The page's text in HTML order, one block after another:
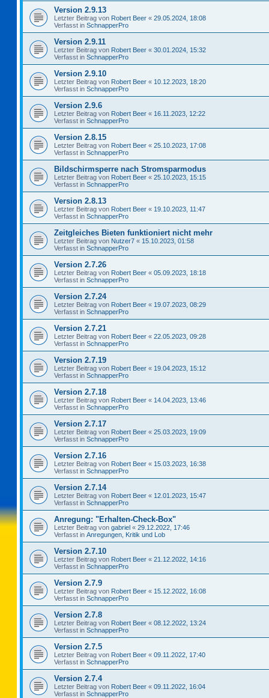
Version 2.9.13
Letzter Beitrag von Robert Beer « 29.05.2024, 18:08
Verfasst in SchnapperPro
Version 2.9.11
Letzter Beitrag von Robert Beer « 30.01.2024, 15:32
Verfasst in SchnapperPro
Version 2.9.10
Letzter Beitrag von Robert Beer « 10.12.2023, 18:20
Verfasst in SchnapperPro
Version 2.9.6
Letzter Beitrag von Robert Beer « 16.11.2023, 12:22
Verfasst in SchnapperPro
Version 2.8.15
Letzter Beitrag von Robert Beer « 25.10.2023, 17:08
Verfasst in SchnapperPro
Bildschirmsperre nach Stromsparmodus
Letzter Beitrag von Robert Beer « 25.10.2023, 15:15
Verfasst in SchnapperPro
Version 2.8.13
Letzter Beitrag von Robert Beer « 19.10.2023, 11:47
Verfasst in SchnapperPro
Zeitgleiches Bieten funktioniert nicht mehr
Letzter Beitrag von Nutzer7 « 15.10.2023, 01:58
Verfasst in SchnapperPro
Version 2.7.26
Letzter Beitrag von Robert Beer « 05.09.2023, 18:18
Verfasst in SchnapperPro
Version 2.7.24
Letzter Beitrag von Robert Beer « 19.07.2023, 08:29
Verfasst in SchnapperPro
Version 2.7.21
Letzter Beitrag von Robert Beer « 22.05.2023, 09:28
Verfasst in SchnapperPro
Version 2.7.19
Letzter Beitrag von Robert Beer « 19.04.2023, 15:12
Verfasst in SchnapperPro
Version 2.7.18
Letzter Beitrag von Robert Beer « 14.04.2023, 13:46
Verfasst in SchnapperPro
Version 2.7.17
Letzter Beitrag von Robert Beer « 25.03.2023, 19:09
Verfasst in SchnapperPro
Version 2.7.16
Letzter Beitrag von Robert Beer « 15.03.2023, 16:38
Verfasst in SchnapperPro
Version 2.7.14
Letzter Beitrag von Robert Beer « 12.01.2023, 15:47
Verfasst in SchnapperPro
Anregung: "Erhalten-Check-Box"
Letzter Beitrag von gabriel « 29.12.2022, 17:46
Verfasst in Anregungen, Kritik und Lob
Version 2.7.10
Letzter Beitrag von Robert Beer « 21.12.2022, 14:16
Verfasst in SchnapperPro
Version 2.7.9
Letzter Beitrag von Robert Beer « 15.12.2022, 16:08
Verfasst in SchnapperPro
Version 2.7.8
Letzter Beitrag von Robert Beer « 08.12.2022, 13:24
Verfasst in SchnapperPro
Version 2.7.5
Letzter Beitrag von Robert Beer « 09.11.2022, 17:40
Verfasst in SchnapperPro
Version 2.7.4
Letzter Beitrag von Robert Beer « 09.11.2022, 16:04
Verfasst in SchnapperPro